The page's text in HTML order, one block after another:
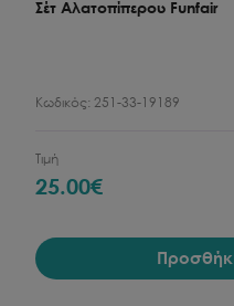
Σέτ Aλατοπίπερου Funfair
Κωδικός: 251-33-19189
Τιμή
25.00€